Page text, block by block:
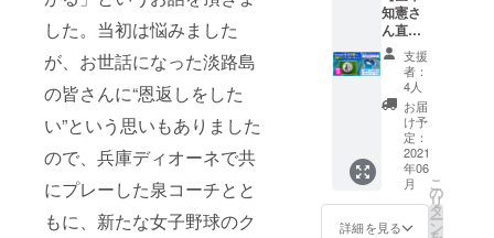
した。当初は悩みました
が、お世話になった淡路島
の皆さんに“恩返しをした
い”という思いもありました
ので、兵庫ディオーネで共
にプレーした泉コーチとと
もに、新たな女子野球のク
品は異
なる場
合がご
ざいま
す ※ご
支援確
定後の
返金・
キャン
セル・
交換
は、対
応いた
デザイ
ン、サ
イズは
変更に
なる場
合がご
ざいま
す ※写
真と実
際の商
品は異
なる場
記載く
ださい
※お
名前が
公序良
俗に反
する場
合は、
お名前
入れは
せん ◎
の大き
さは支
援額に
応じる
場合が
ありま
す
※希望す
るお名
前を備
考欄に
くださ
リエス
テル
100％
※デ
ザイ
ン：前
面＋左
右袖
※お
名前・
番号入
れはで
きませ
「すき
焼き
用」の
選択可
能 ・
配送/保
存方
法：冷
チーム
横断幕
への支
援者の
知憲さ
ん直筆
サイン
入り
「ボー
ル」付
き特別
セッ
ト】 ◎
阪神タ
イガー
ス前監
督の金
支援
者：
4人
お届
け予
定：
2021
年06
月
詳細を見る
こ
の
リ
タ
ー
ン